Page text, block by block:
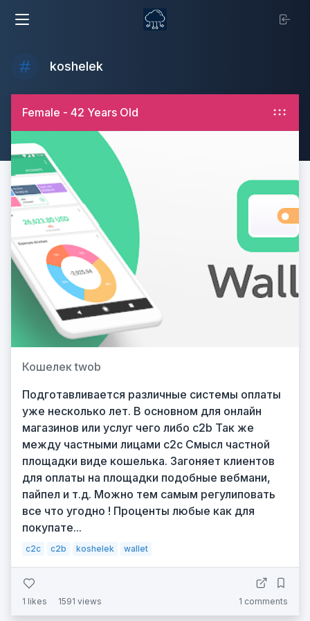
koshelek
Female - 42 Years Old
Кошелек twob
Подготавливается различные системы оплаты
уже несколько лет. В основном для онлайн
магазинов или услуг чего либо c2b Так же
между частными лицами c2c Смысл частной
площадки виде кошелька. Загоняет клиентов
для оплаты на площадки подобные вебмани,
пайпел и т.д. Можно тем самым регулиповать
все что угодно ! Проценты любые как для
покупате...
c2c c2b koshelek wallet
1 likes 1591 views 1 comments